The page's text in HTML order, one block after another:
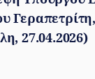
27.04.2026)